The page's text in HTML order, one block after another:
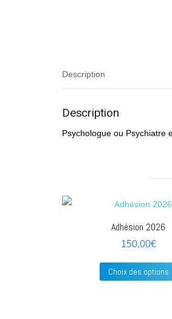
Description
Description
Psychologue ou Psychiatre
Adhésion 2026
150,00€
Choix des options